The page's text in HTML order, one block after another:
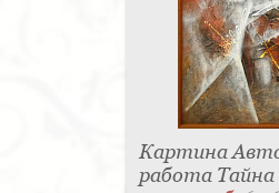
Картина
работа Тайна